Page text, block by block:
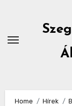
content
Home Hírek